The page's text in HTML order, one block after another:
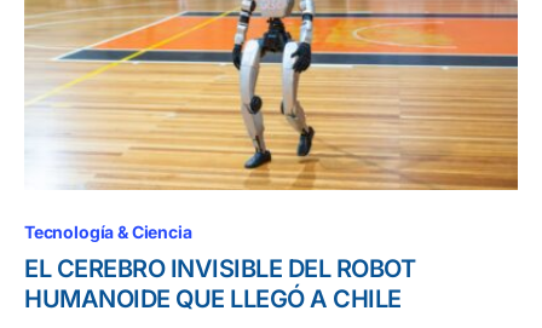
Tecnología & Ciencia
EL CEREBRO INVISIBLE DEL ROBOT
HUMANOIDE QUE LLEGÓ A CHILE